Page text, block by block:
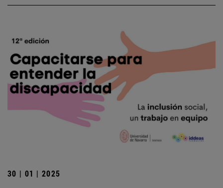
30 | 01 | 2025